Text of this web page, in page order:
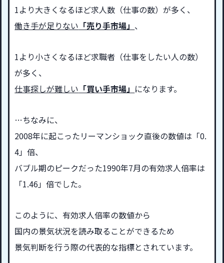
1より大きくなるほど求人数（仕事の数）が多く、
働き手が足りない 「売り手市場」 、
1より小さくなるほど求職者（仕事をしたい人の数）
が多く、
仕事探しが難しい 「買い手市場」 になります。
…ちなみに、
2008年に起こったリーマンショック直後の数値は「0.
4」倍、
バブル期のピークだった1990年7月の有効求人倍率は
「1.46」倍でした。
このように、有効求人倍率の数値から
国内の景気状況を読み取ることができるため
景気判断を行う際の代表的な指標とされています。